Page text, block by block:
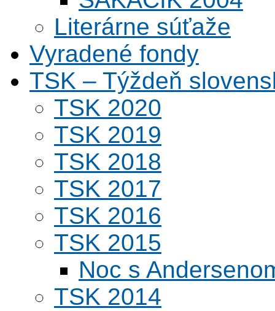
Literárne súťaže
Vyradené fondy
TSK – Týždeň
TSK 2020
TSK 2019
TSK 2018
TSK 2017
TSK 2016
TSK 2015
Noc s
TSK 2014